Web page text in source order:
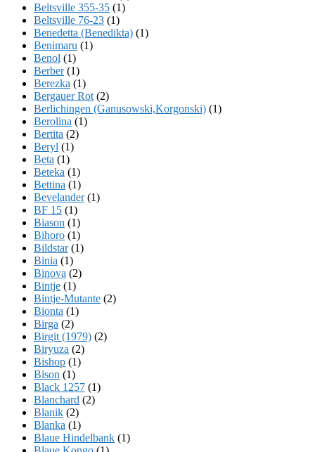
Beltsville 355-35 (1)
Beltsville 76-23 (1)
Benedetta (Benedikta) (1)
Benimaru (1)
Benol (1)
Berber(1)
Berezka (1)
Bergauer Rot (2)
Berlichingen (Ganusowski,Korgonski) (1)
Berolina (1)
Bertita (2)
Beryl (1)
Beta (1)
Beteka (1)
Bettina (1)
Bevelander(1)
BF 15 (1)
Biason (1)
Bihoro (1)
Bildstar(1)
Binia (1)
Binova (2)
Bintje (1)
Bintje-Mutante (2)
Bionta (1)
Birga (2)
Birgit (1979) (2)
Biryuza (2)
Bishop (1)
Bison (1)
Black 1257 (1)
Blanchard (2)
Blanik (2)
Blanka (1)
Blaue Hindelbank (1)